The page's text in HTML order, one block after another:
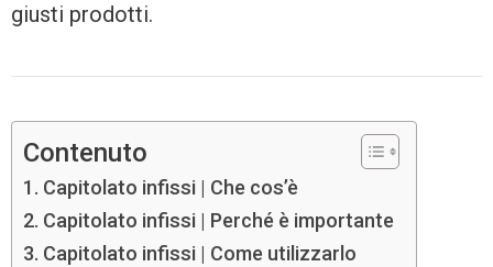
giusti prodotti.
Contenuto
Capitolato infissi | Che cos’è
Capitolato infissi | Perché è importante
Capitolato infissi | Come utilizzarlo